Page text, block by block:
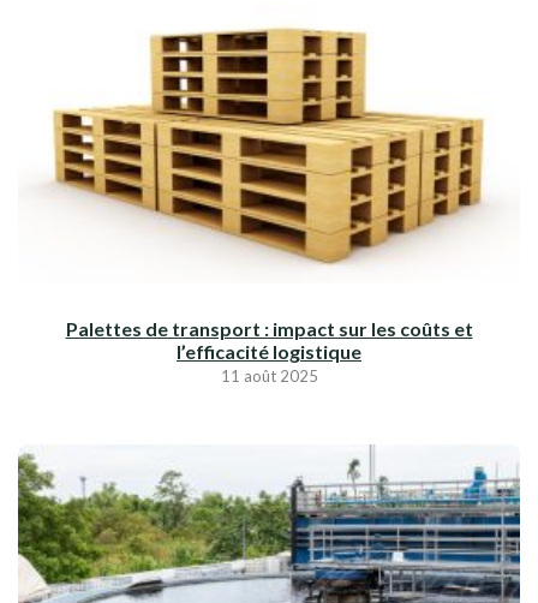
Palettes de transport : impact sur les coûts et
l’efficacité logistique
11 août 2025